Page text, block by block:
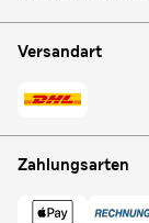
Versandart
Zahlungsarten